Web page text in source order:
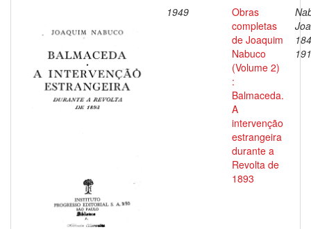
1949
Obras
completas
de Joaquim
Nabuco
(Volume 2)
:
Balmaceda.
A
intervenção
estrangeira
durante a
Revolta de
1893